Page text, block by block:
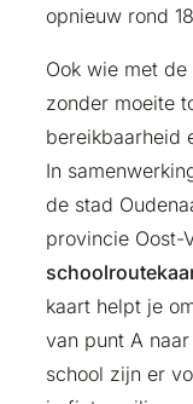
opnieuw rond
Ook wie met de
zonder moeite
bereikbaarheid
In
de stad
provincie Oost-
kaart helpt je
van punt A
school zijn er